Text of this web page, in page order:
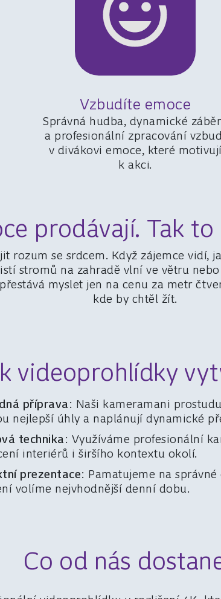
Vzbudíte emoce
Správná hudba, dynamické
a profesionální zpracování
v divákovi emoce, které motivují
k akci.
prodávají. Tak
rozum se srdcem. Když zájemce vidí,
stromů na zahradě vlní ve větru
myslet jen na cenu za metr
kde by chtěl žít.
videoprohlídky
příprava: Naši kameramani
nejlepší úhly a naplánují dynamické
technika: Využíváme profesionální
interiérů i širšího kontextu okolí.
prezentace: Pamatujeme na
volíme nejvhodnější denní dobu.
Co od nás